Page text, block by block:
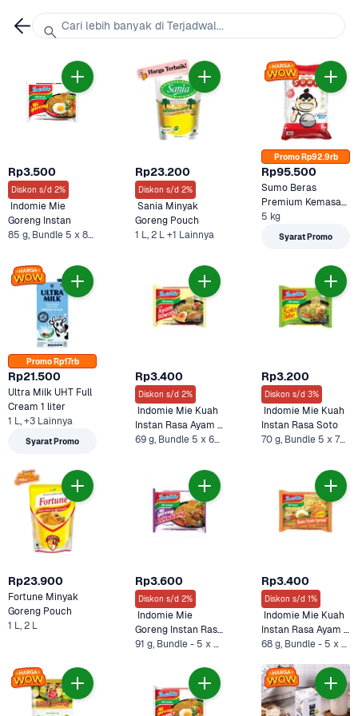
Rp3.500
Diskon s/d 2%
Indomie Mie
85 g, Bundle 5 x 85 g* +1 Lainnya
Rp23.200
Diskon s/d 2%
Sania Minyak
1 L, 2 L +1 Lainnya
Promo Rp92.9rb
Rp95.500
Sumo Beras
Premium Kemasan
5 kg
Syarat Promo
Promo Rp17rb
Rp21.500
Ultra Milk UHT Full
Cream 1 liter
1 L, +3 Lainnya
Syarat Promo
Rp3.400
Diskon s/d 2%
Indomie Mie Kuah
Instan Rasa Ayam
Bawang
69 g, Bundle 5 x 69 g* +1 Lainnya
Rp3.200
Diskon s/d 3%
Indomie Mie Kuah
70 g, Bundle 5 x 70 g +1 Lainnya
Rp23.900
Fortune Minyak
1 L, 2 L
Rp3.600
Diskon s/d 2%
Indomie Mie
Goreng Instan Rasa
Rendang
91 g, Bundle - 5 x 91 g
Rp3.400
Diskon s/d 1%
Indomie Mie Kuah
Instan Rasa Ayam
Spesial
68 g, Bundle - 5 x 68 g
Cari lebih banyak di Terjadwal...